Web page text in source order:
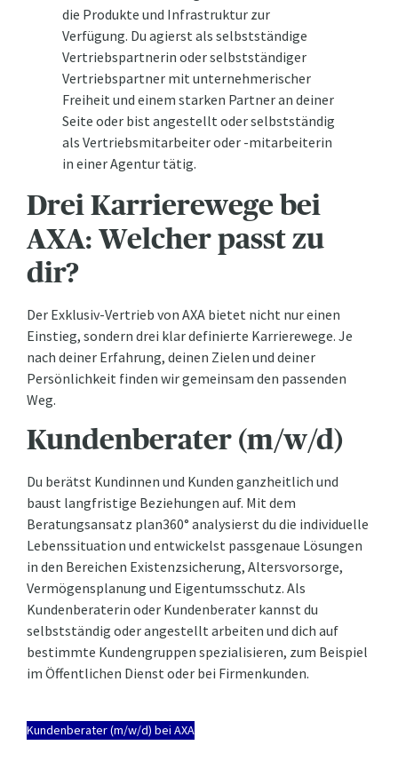
die Produkte und Infrastruktur zur
Verfügung. Du agierst als selbstständige
Vertriebspartnerin oder selbstständiger
Vertriebspartner mit unternehmerischer
Freiheit und einem starken Partner an deiner
Seite oder bist angestellt oder selbstständig
als Vertriebsmitarbeiter oder -mitarbeiterin
in einer Agentur tätig.
Drei Karrierewege bei
AXA: Welcher passt zu
dir?
Der Exklusiv-Vertrieb von AXA bietet nicht nur einen
Einstieg, sondern drei klar definierte Karrierewege. Je
nach deiner Erfahrung, deinen Zielen und deiner
Persönlichkeit finden wir gemeinsam den passenden
Weg.
Kundenberater (m/w/d)
Du berätst Kundinnen und Kunden ganzheitlich und
baust langfristige Beziehungen auf. Mit dem
Beratungsansatz plan360° analysierst du die individuelle
Lebenssituation und entwickelst passgenaue Lösungen
in den Bereichen Existenzsicherung, Altersvorsorge,
Vermögensplanung und Eigentumsschutz. Als
Kundenberaterin oder Kundenberater kannst du
selbstständig oder angestellt arbeiten und dich auf
bestimmte Kundengruppen spezialisieren, zum Beispiel
im Öffentlichen Dienst oder bei Firmenkunden.
Kundenberater (m/w/d) bei AXA